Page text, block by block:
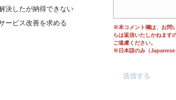
決したが納得できない
ービス改善を求める
※本コメント欄は、お問
らは返信いたしかねます
ご遠慮ください。
※日本語のみ（Japanese